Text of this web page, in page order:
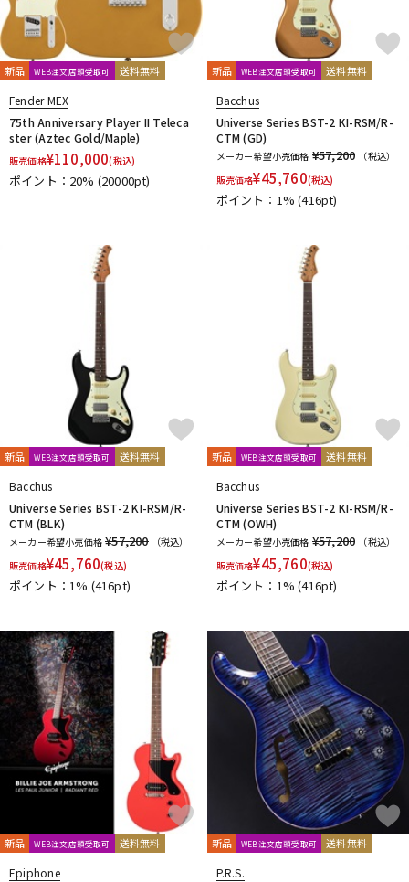
新品 WEB注文店頭受取可 送料無料
Fender MEX
75th Anniversary Player II Teleca
ster (Aztec Gold/Maple)
販売価格¥110,000(税込)
ポイント：20% (20000pt)
新品 WEB注文店頭受取可 送料無料
Bacchus
Universe Series BST-2 KI-RSM/R-
CTM (GD)
メーカー希望小売価格 ¥57,200
（税込）
販売価格¥45,760(税込)
ポイント：1%(416pt)
新品 WEB注文店頭受取可 送料無料
Bacchus
Universe Series BST-2 KI-RSM/R-
CTM (BLK)
メーカー希望小売価格 ¥57,200
（税込）
販売価格¥45,760(税込)
ポイント：1% (416pt)
新品 WEB注文店頭受取可 送料無料
Bacchus
Universe Series BST-2 KI-RSM/R-
CTM (OWH)
メーカー希望小売価格 ¥57,200
（税込）
販売価格¥45,760(税込)
ポイント：1%(416pt)
新品 WEB注文店頭受取可 送料無料
Epiphone
新品 WEB注文店頭受取可 送料無料
P.R.S.